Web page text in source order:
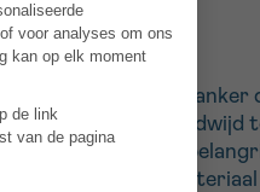
vorm van
kanker blijft wereldwijd
Hun
zijn genetisch